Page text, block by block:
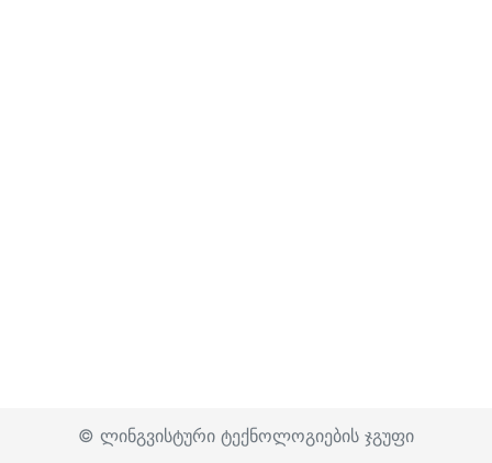
© ლინგვისტური ტექნოლოგიების ჯგუფი